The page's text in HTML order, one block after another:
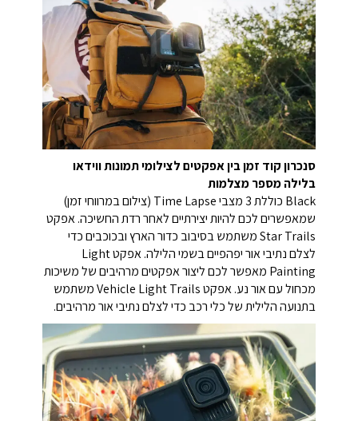
סנכרון קוד זמן בין אפקטים לצילומי תמונות ווידאו
בלילה מספר מצלמות
Black כוללת 3 מצבי Time Lapse (צילום במרווחי זמן)
שמאפשרים לכם להיות יצירתיים לאחר רדת החשיכה. אפקט
Star Trails משתמש בסיבוב כדור הארץ ובכוכבים כדי
לצלם נתיבי אור יפהפיים בשמי הלילה. אפקט Light
Painting מאפשר לכם ליצור אפקטים מרהיבים של משיכות
מכחול עם אור נע. אפקט Vehicle Light Trails משתמש
בתנועה הלילית של כלי רכב כדי לצלם נתיבי אור מרהיבים.